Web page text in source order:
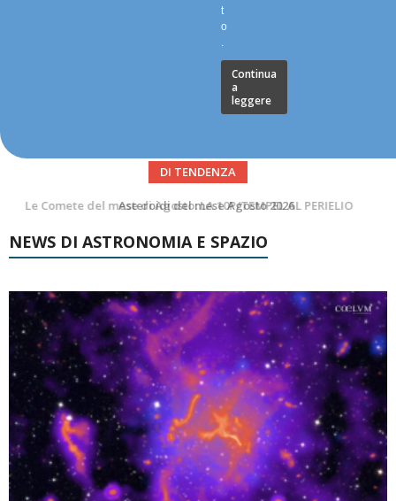
t
o
.
Continua
a
leggere
DI TENDENZA
Asteroidi del mese Agosto 2026
NEWS DI ASTRONOMIA E SPAZIO